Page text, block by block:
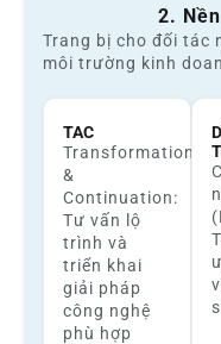
2.
Trang bị cho đối tác
môi trường kinh
TAC
Transformation
&
Continuation:
Tư vấn lộ
trình và
triển khai
giải pháp
công nghệ
phù hợp